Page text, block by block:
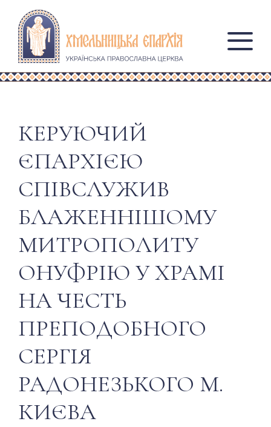
КЕРУЮЧИЙ
ЄПАРХІЄЮ
СПІВСЛУЖИВ
БЛАЖЕННІШОМУ
МИТРОПОЛИТУ
ОНУФРІЮ У ХРАМІ
НА ЧЕСТЬ
ПРЕПОДОБНОГО
СЕРГІЯ
РАДОНЕЗЬКОГО М.
КИЄВА